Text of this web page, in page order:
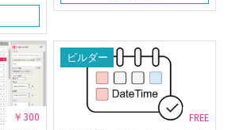
￥300
ビルダー
FREE